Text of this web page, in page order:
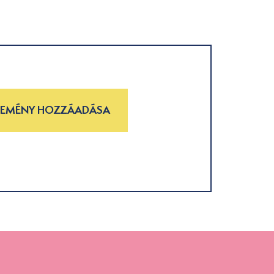
HOZZÁADÁSA